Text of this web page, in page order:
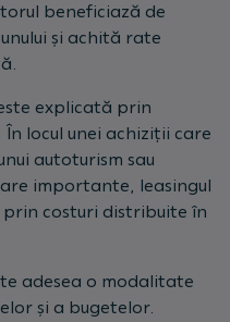
beneficiază de
și achită rate
explicată prin
locul unei achiziții care
autoturism sau
importante, leasingul
costuri distribuite în
adesea o modalitate
și a bugetelor.